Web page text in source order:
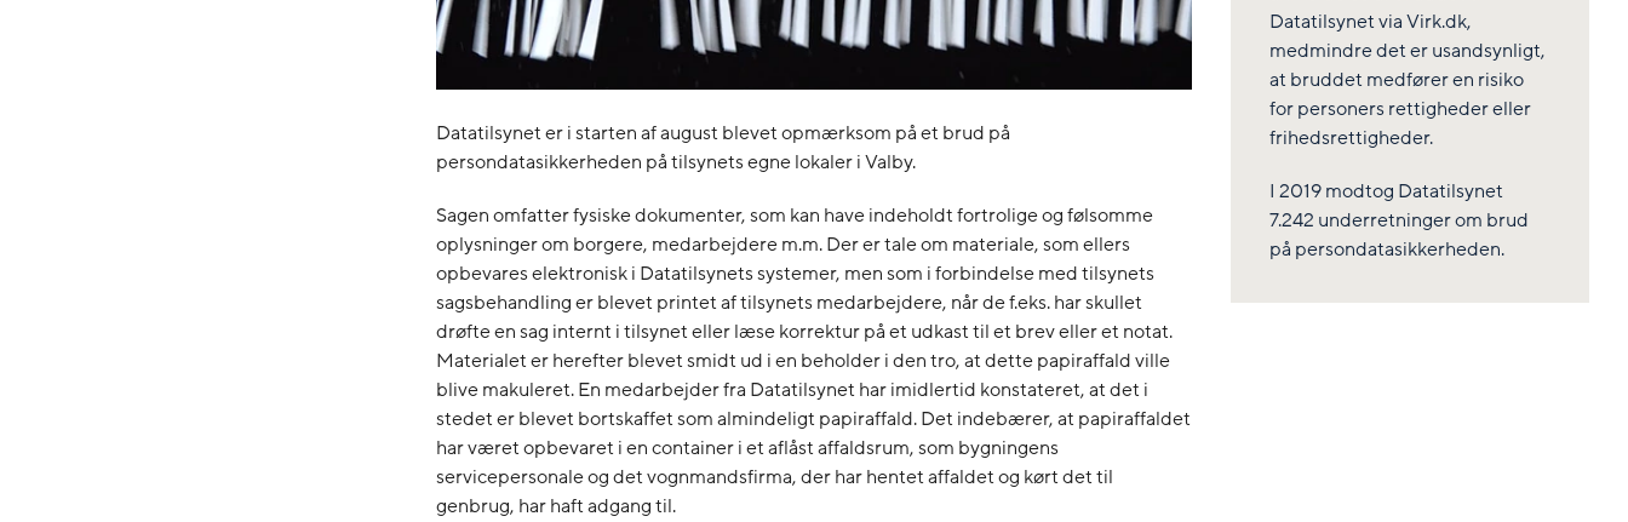
Datatilsynet er i starten af august blevet opmærksom på et brud på
persondatasikkerheden på tilsynets egne lokaler i Valby.
Sagen omfatter fysiske dokumenter, som kan have indeholdt fortrolige og følsomme
oplysninger om borgere, medarbejdere m.m. Der er tale om materiale, som ellers
opbevares elektronisk i Datatilsynets systemer, men som i forbindelse med tilsynets
sagsbehandling er blevet printet af tilsynets medarbejdere, når de f.eks. har skullet
drøfte en sag internt i tilsynet eller læse korrektur på et udkast til et brev eller et notat.
Materialet er herefter blevet smidt ud i en beholder i den tro, at dette papiraffald ville
blive makuleret. En medarbejder fra Datatilsynet har imidlertid konstateret, at det i
stedet er blevet bortskaffet som almindeligt papiraffald. Det indebærer, at papiraffaldet
har været opbevaret i en container i et aflåst affaldsrum, som bygningens
servicepersonale og det vognmandsfirma, der har hentet affaldet og kørt det til
genbrug, har haft adgang til.
Datatilsynet via Virk.dk,
medmindre det er usandsynligt,
at bruddet medfører en risiko
for personers rettigheder eller
frihedsrettigheder.
I 2019 modtog Datatilsynet
7.242 underretninger om brud
på persondatasikkerheden.